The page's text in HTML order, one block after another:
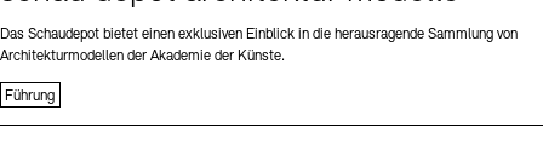
Das Schaudepot bietet einen exklusiven Einblick in die herausragende Sammlung von
Architekturmodellen der Akademie der Künste.
Führung